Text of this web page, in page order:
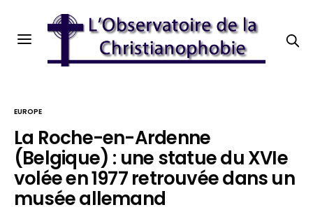
EUROPE
La Roche-en-Ardenne
(Belgique) : une statue du XVIe
volée en 1977 retrouvée dans un
musée allemand